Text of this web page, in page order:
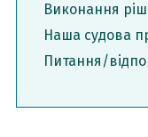
Виконання
Наша судова
Питання/